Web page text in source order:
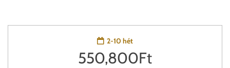
2-10 hét
550,800Ft